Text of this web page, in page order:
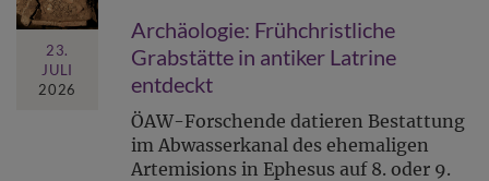
23.
JULI
2026
Archäologie: Frühchristliche
Grabstätte in antiker Latrine
entdeckt
ÖAW-Forschende datieren Bestattung
im Abwasserkanal des ehemaligen
Artemisions in Ephesus auf 8. oder 9.